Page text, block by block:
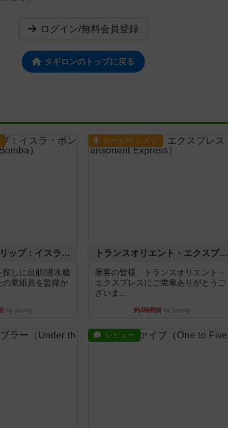
ログイン/無料会員登録
タギロンのトップに戻る
キャプテン・フリップ：イスラ・ボンバ
しに出航!潜水艦
の乗組員を監獄か
by jurong
ルール/インスト
トランスオリエント・エクスプレス
乗客の皆様、トランスオリエント・
エクスプレスにご乗車ありがとうご
ざいま...
約4時間前 by jurong
レビュー